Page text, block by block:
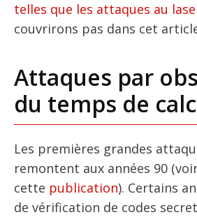
telles que les attaques au
couvrirons pas dans cet
Attaques par
du temps de
Les premières grandes
remontent aux années 90
cette publication). Certains
de vérification de codes